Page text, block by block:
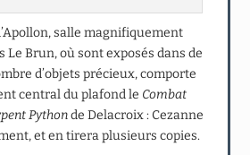
salle magnifiquement
Le Brun, où sont exposés dans de
d’objets précieux, comporte
central du plafond le Combat
Pythonde Delacroix : Cezanne
et en tirera plusieurs copies.